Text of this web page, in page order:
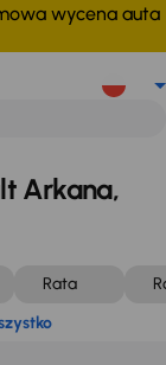
wycena auta
Arkana,
Rata